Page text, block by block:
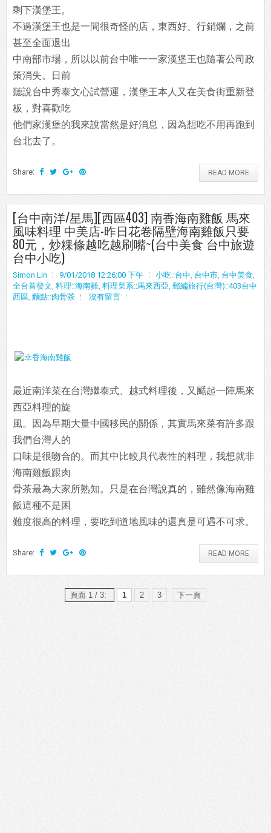
剩下漢堡王。
不過漢堡王也是一間很奇怪的店，東西好、行銷爛，之前
甚至全面退出
中南部市場，所以以前台中唯一一家漢堡王也隨著公司政
策消失。日前
聽說台中秀泰文心試營運，漢堡王本人又在美食街重新登
板，對喜歡吃
他們家漢堡的我來說當然是好消息，因為想吃不用再跑到
台北去了。
Share: READ MORE
[台中南洋/星馬][西區403] 南香海南雞飯 馬來
風味料理 中美店-昨日花卷隔壁海南雞飯只要
80元，炒粿條越吃越刷嘴~(台中美食 台中旅遊
台中小吃)
Simon Lin 9/01/2018 12:26:00 下午 小吃::台中, 台中市, 台中美食,
全台首發文, 料理::海南雞, 料理菜系::馬來西亞, 郵編旅行(台灣)::403台中
西區, 麵點::肉骨茶 沒有留言
最近南洋菜在台灣繼泰式、越式料理後，又颳起一陣馬來
西亞料理的旋
風。因為早期大量中國移民的關係，其實馬來菜有許多跟
我們台灣人的
口味是很吻合的。而其中比較具代表性的料理，我想就非
海南雞飯跟肉
骨茶最為大家所熟知。只是在台灣說真的，雖然像海南雞
飯這種不是困
難度很高的料理，要吃到道地風味的還真是可遇不可求。
Share: READ MORE
頁面 1 / 3: 1 2 3 下一頁